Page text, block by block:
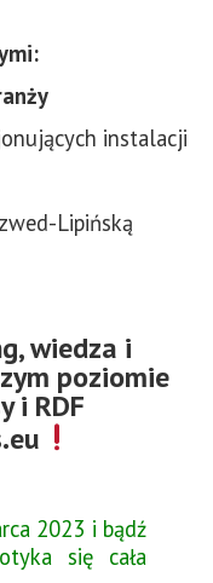
instalacji
Lipińską
wiedza i
poziomie
i RDF
2023 i bądź
się cała